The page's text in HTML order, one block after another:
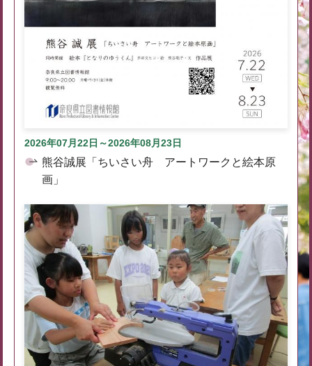
2026年07月22日～2026年08月23日
熊谷誠展「ちいさい舟 アートワークと絵本原
画」